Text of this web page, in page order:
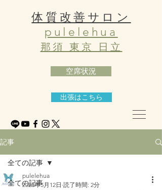
体質改善サロン
pulelehua
那須 東京 日立
空席状況
出張はこちら
記事
全ての記事
全ての記事
pulelehua
2023年5月12日 読了時間: 2分